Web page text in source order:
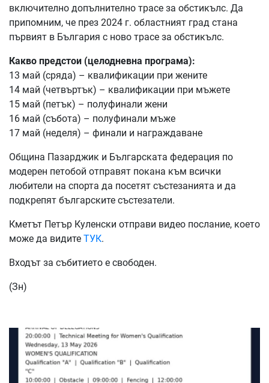
включително допълнително трасе за обстикълс. Да
припомним, че през 2024 г. областният град стана
първият в България с ново трасе за обстикълс.
Какво предстои (целодневна програма):
13 май (сряда) – квалификации при жените
14 май (четвъртък) – квалификации при мъжете
15 май (петък) – полуфинали жени
16 май (събота) – полуфинали мъже
17 май (неделя) – финали и награждаване
Община Пазарджик и Българската федерация по
модерен петобой отправят покана към всички
любители на спорта да посетят състезанията и да
подкрепят българските състезатели.
Кметът Петър Куленски отправи видео послание, което
може да видите ТУК.
Входът за събитието е свободен.
(Зн)